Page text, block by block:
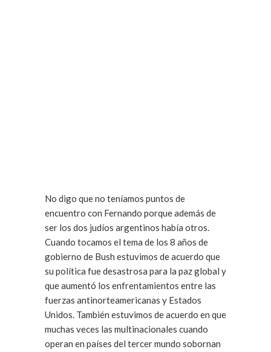
No digo que no teníamos puntos de
encuentro con Fernando porque además de
ser los dos judíos argentinos había otros.
Cuando tocamos el tema de los 8 años de
gobierno de Bush estuvimos de acuerdo que
su política fue desastrosa para la paz global y
que aumentó los enfrentamientos entre las
fuerzas antinorteamericanas y Estados
Unidos. También estuvimos de acuerdo en que
muchas veces las multinacionales cuando
operan en países del tercer mundo sobornan